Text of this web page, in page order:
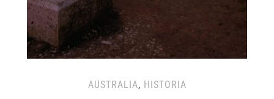
AUSTRALIA, HISTORIA